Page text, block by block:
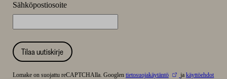
Sähköpostiosoite
Tilaa uutiskirje
Lomake on suojattu reCAPTCHAlla. Googlen tietosuojakäytäntö jakäyttöehdot